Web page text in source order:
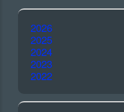
2026
2025
2024
2023
2022